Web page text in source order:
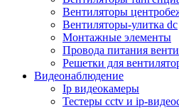
Вентиляторы
Вентиляторы-улитка dc
Монтажные элементы
Провода питания
Решетки для
Видеонаблюдение
Ip видеокамеры
Тестеры cctv и ip-